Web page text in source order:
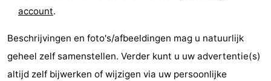
Molens
Uitkijkpunten
Attracties
account.
Beschrijvingen en foto's/afbeeldingen mag u natuurlijk
geheel zelf samenstellen. Verder kunt u uw advertentie(s)
altijd zelf bijwerken of wijzigen via uw persoonlijke